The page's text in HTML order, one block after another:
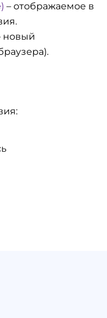
– отображаемое в
новый